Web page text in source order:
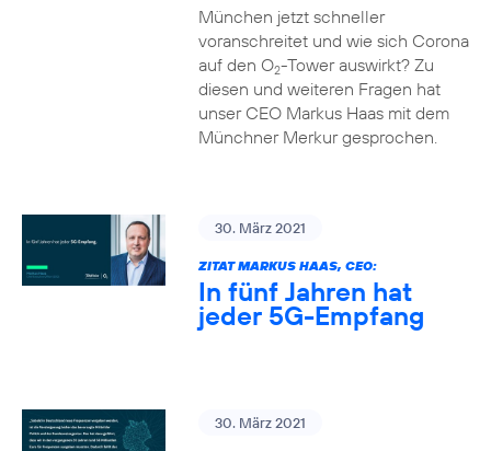
München jetzt schneller
voranschreitet und wie sich Corona
auf den O2-Tower auswirkt? Zu
diesen und weiteren Fragen hat
unser CEO Markus Haas mit dem
Münchner Merkur gesprochen.
30. März 2021
ZITAT MARKUS HAAS, CEO:
In fünf Jahren hat
jeder 5G-Empfang
30. März 2021